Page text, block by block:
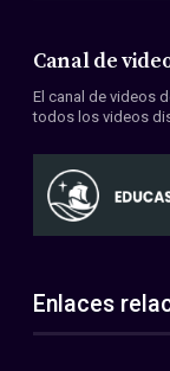
Canal de
El canal de videos
todos los videos
Enlaces